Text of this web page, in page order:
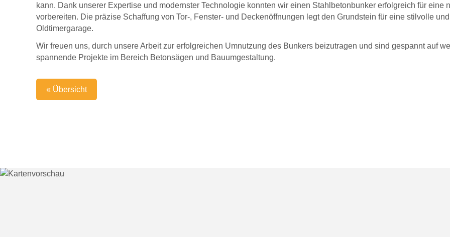
kann. Dank unserer Expertise und modernster Technologie konnten wir einen Stahlbetonbunker erfolgreich für eine
vorbereiten. Die präzise Schaffung von Tor-, Fenster- und Deckenöffnungen legt den Grundstein für eine stilvolle
Oldtimergarage.
Wir freuen uns, durch unsere Arbeit zur erfolgreichen Umnutzung des Bunkers beizutragen und sind gespannt auf
spannende Projekte im Bereich Betonsägen und Bauumgestaltung.
« Übersicht